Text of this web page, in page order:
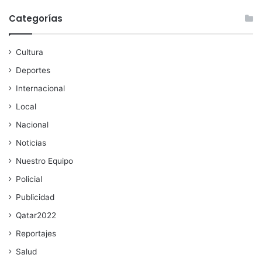
Categorías
Cultura
Deportes
Internacional
Local
Nacional
Noticias
Nuestro Equipo
Policial
Publicidad
Qatar2022
Reportajes
Salud